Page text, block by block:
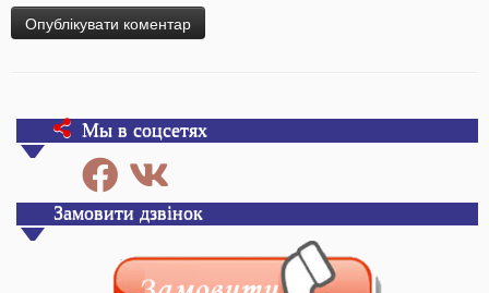
Мы в соцсетях
Замовити дзвінок